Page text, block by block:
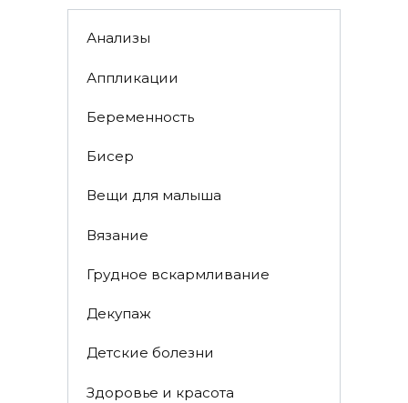
Анализы
Аппликации
Беременность
Бисер
Вещи для малыша
Вязание
Грудное вскармливание
Декупаж
Детские болезни
Здоровье и красота